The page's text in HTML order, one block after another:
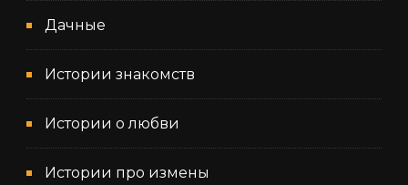
Дачные
Истории знакомств
Истории о любви
Истории про измены